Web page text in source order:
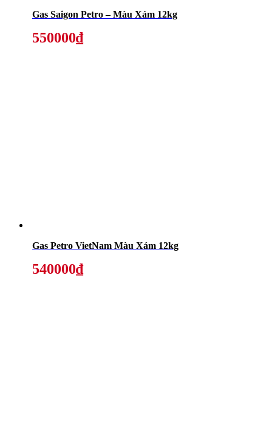
Gas Saigon Petro – Màu Xám 12kg
550000₫
Gas Petro VietNam Màu Xám 12kg
540000₫